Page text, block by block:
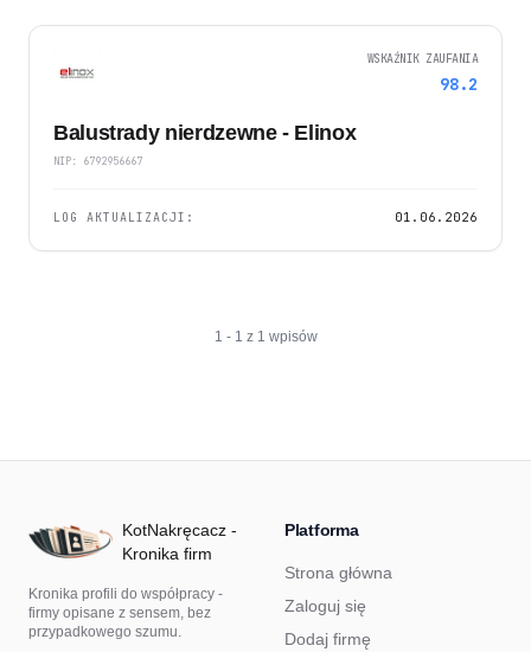
WSKAŹNIK ZAUFANIA
98.2
Balustrady nierdzewne - Elinox
NIP: 6792956667
LOG AKTUALIZACJI: 01.06.2026
1 - 1 z 1 wpisów
KotNakręcacz -
Kronika firm
Kronika profili do współpracy -
firmy opisane z sensem, bez
przypadkowego szumu.
Platforma
Strona główna
Zaloguj się
Dodaj firmę